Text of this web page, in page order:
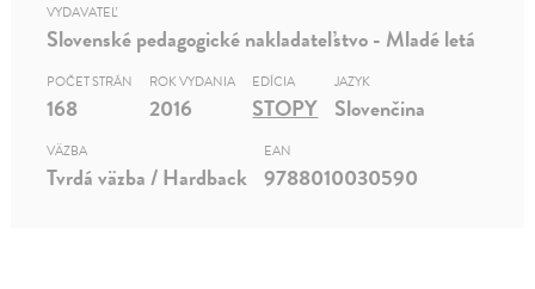
VYDAVATEĽ
Slovenské pedagogické nakladateľstvo - Mladé letá
POČET STRÁN
168
ROK VYDANIA
2016
EDÍCIA
STOPY
JAZYK
Slovenčina
VÄZBA
Tvrdá väzba / Hardback
EAN
9788010030590